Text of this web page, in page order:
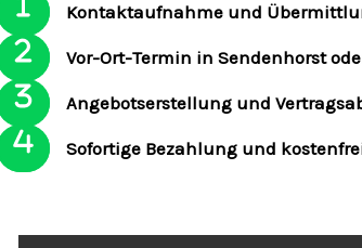
Kontaktaufnahme und
Vor-Ort-Termin in Sendenhorst
Angebotserstellung und
Sofortige Bezahlung und